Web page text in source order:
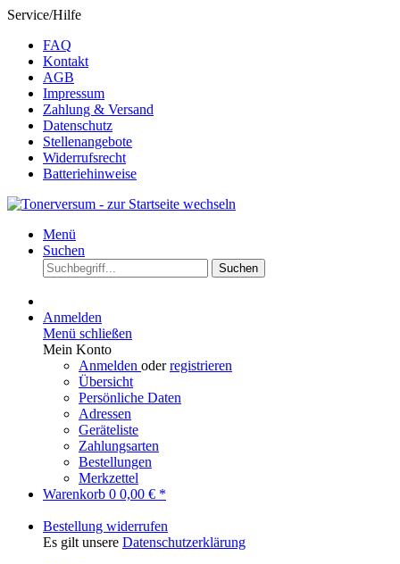
Service/Hilfe
FAQ
Kontakt
AGB
Impressum
Zahlung & Versand
Datenschutz
Stellenangebote
Widerrufsrecht
Batteriehinweise
Menü
Suchen
Suchen
Anmelden
Menü schließen
Mein Konto
Anmelden oderregistrieren
Übersicht
Persönliche Daten
Adressen
Geräteliste
Zahlungsarten
Bestellungen
Merkzettel
Warenkorb 0 0,00 € *
Bestellung widerrufen
Es gilt unsere Datenschutzerklärung